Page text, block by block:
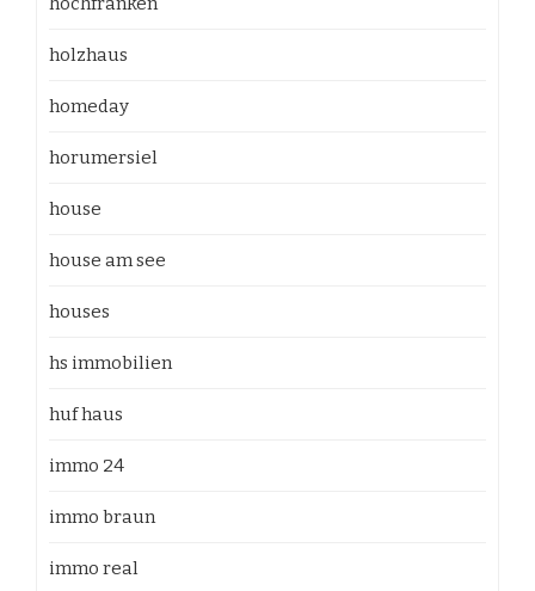
holzhaus
homeday
horumersiel
house
house am see
houses
hs immobilien
huf haus
immo 24
immo braun
immo real